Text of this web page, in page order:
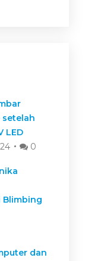
setelah
LED
0
Blimbing
dan